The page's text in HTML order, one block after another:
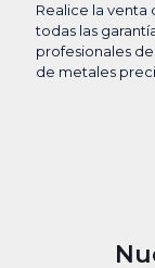
Realice la venta
todas las
profesionales
de metales